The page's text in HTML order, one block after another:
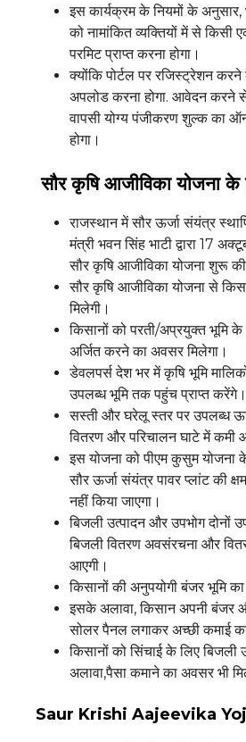
इस कार्यक्रम के नियमों के अनुसार,
को नामांकित व्यक्तियों में से किसी
परमिट प्राप्त करना होगा।
क्योंकि पोर्टल पर रजिस्ट्रेशन
अपलोड करना होगा. आवेदन करने
वापसी योग्य पंजीकरण शुल्क का
होगा।
सौर कृषि आजीविका योजनाके
राजस्थान में सौर ऊर्जा संयंत्र
मंत्री भवन सिंह भाटी द्वारा 17
सौर कृषि आजीविका योजना शुरू
सौर कृषि आजीविका योजना से
मिलेगी।
किसानों को परती/अप्रयुक्त भूमि
अर्जित करने का अवसर मिलेगा।
डेवलपर्स देश भर में कृषि भूमि
उपलब्ध भूमि तक पहुंच प्राप्त करेंगे।
सस्ती और घरेलू स्तर पर उपलब्ध
वितरण और परिचालन घाटे में कमी
इस योजना को पीएम कुसुम
सौर ऊर्जा संयंत्र पावर प्लांट की
नहीं किया जाएगा।
बिजली उत्पादन और उपभोग दोनों
बिजली वितरण अवसंरचना और
आएगी।
किसानों की अनुपयोगी बंजर भूमि का
इसके अलावा, किसान अपनी बंजर
सोलर पैनल लगाकर अच्छी कमाई
किसानों को सिंचाई के लिए
अलावा,पैसा कमाने का अवसर भी
Saur Krishi Aajeevika